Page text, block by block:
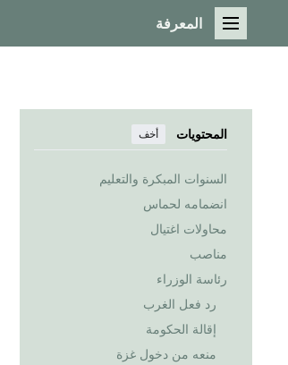
القائمة الرئيسية
المعرفة
المحتويات أخف
السنوات المبكرة والتعليم
انضمامه لحماس
محاولات اغتيال
مناصب
رئاسة الوزراء
رد فعل الغرب
إقالة الحكومة
منعه من دخول غزة